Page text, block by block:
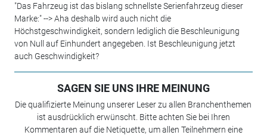
"Das Fahrzeug ist das bislang schnellste Serienfahrzeug dieser
Marke:" --> Aha deshalb wird auch nicht die
Höchstgeschwindigkeit, sondern lediglich die Beschleunigung
von Null auf Einhundert angegeben. Ist Beschleunigung jetzt
auch Geschwindigkeit?
SAGEN SIE UNS IHRE MEINUNG
Die qualifizierte Meinung unserer Leser zu allen Branchenthemen
ist ausdrücklich erwünscht. Bitte achten Sie bei Ihren
Kommentaren auf die Netiquette, um allen Teilnehmern eine